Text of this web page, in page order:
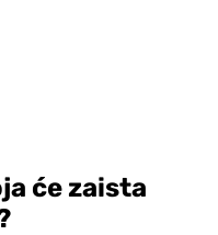
će zaista